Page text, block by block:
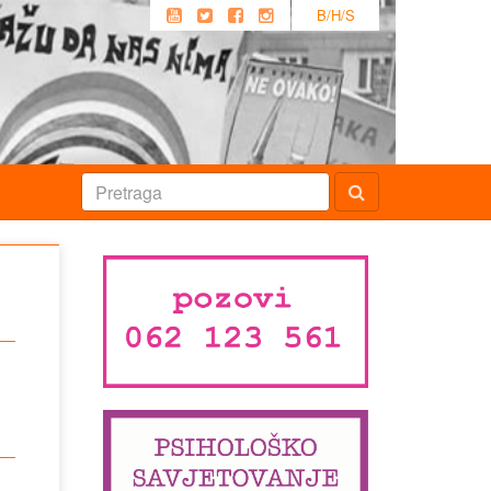
B/H/S